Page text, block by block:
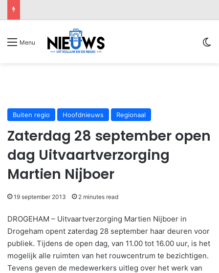
Menu
Buiten regio Hoofdnieuws Regionaal
Zaterdag 28 september open
dag Uitvaartverzorging
Martien Nijboer
19 september 2013 2 minutes read
DROGEHAM – Uitvaartverzorging Martien Nijboer in
Drogeham opent zaterdag 28 september haar deuren voor
publiek. Tijdens de open dag, van 11.00 tot 16.00 uur, is het
mogelijk alle ruimten van het rouwcentrum te bezichtigen.
Tevens geven de medewerkers uitleg over het werk van